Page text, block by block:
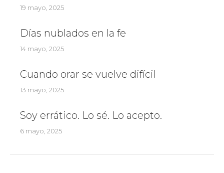
19 mayo, 2025
Días nublados en la fe
14 mayo, 2025
Cuando orar se vuelve difícil
13 mayo, 2025
Soy errático. Lo sé. Lo acepto.
6 mayo, 2025